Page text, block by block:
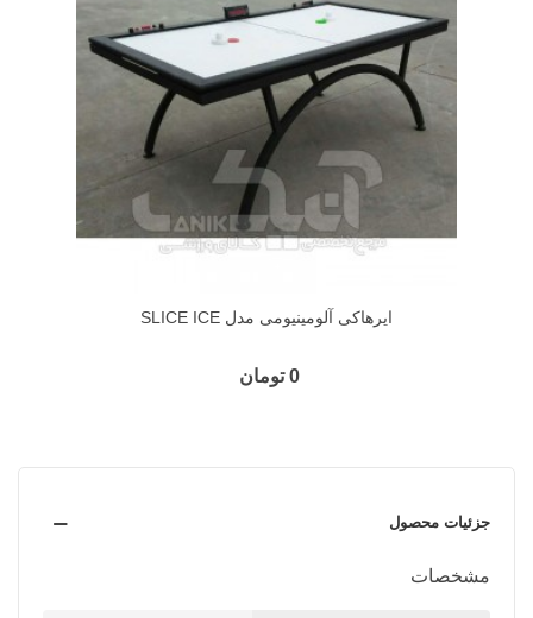
ایرهاکی آلومینیومی مدل SLICE ICE
0 تومان
جزئیات محصول
مشخصات